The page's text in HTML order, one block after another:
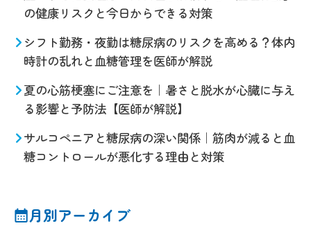
の健康リスクと今日からできる対策
シフト勤務・夜勤は糖尿病のリスクを高める？体内
時計の乱れと血糖管理を医師が解説
夏の心筋梗塞にご注意を｜暑さと脱水が心臓に与え
る影響と予防法【医師が解説】
サルコペニアと糖尿病の深い関係｜筋肉が減ると血
糖コントロールが悪化する理由と対策
月別アーカイブ